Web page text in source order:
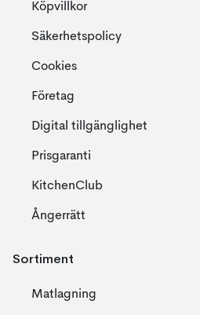
Köpvillkor
Säkerhetspolicy
Cookies
Företag
Digital tillgänglighet
Prisgaranti
KitchenClub
Ångerrätt
Sortiment
Matlagning